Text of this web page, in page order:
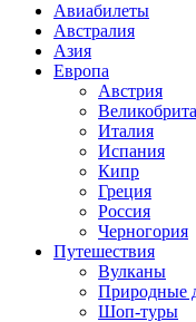
Авиабилеты
Австралия
Азия
Европа
Австрия
Италия
Испания
Кипр
Греция
Россия
Черногория
Путешествия
Вулканы
Природные
Шоп-туры